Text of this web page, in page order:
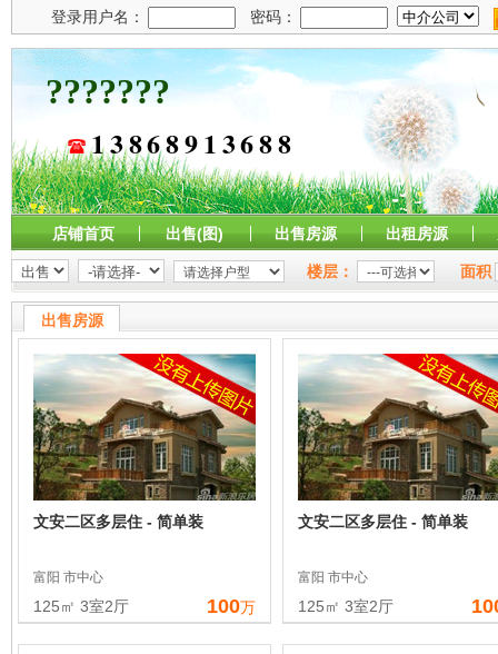
???????
13868913688
店铺首页 出售(图) 出售房源 出租房源
楼层： 面积
出售房源
文安二区多层住 - 简单装
富阳 市中心
125㎡ 3室2厅 100万
文安二区多层住 - 简单装
富阳 市中心
125㎡ 3室2厅